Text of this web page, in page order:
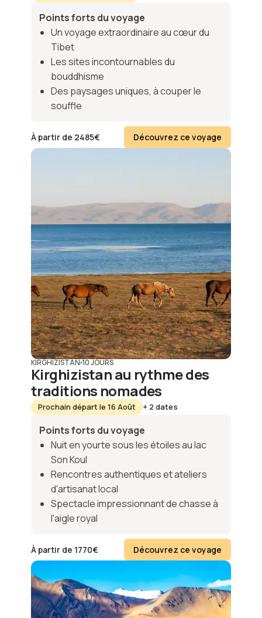
Points forts du voyage
Un voyage extraordinaire au cœur du
Tibet
Les sites incontournables du
bouddhisme
Des paysages uniques, à couper le
souffle
À partir de 2485€ Découvrez ce voyage
KIRGHIZISTAN 10 JOURS
Kirghizistan au rythme des
traditions nomades
Prochain départ le 16 Août + 2 dates
Points forts du voyage
Nuit en yourte sous les étoiles au lac
Son Koul
Rencontres authentiques et ateliers
d'artisanat local
Spectacle impressionnant de chasse à
l'aigle royal
À partir de 1770€ Découvrez ce voyage